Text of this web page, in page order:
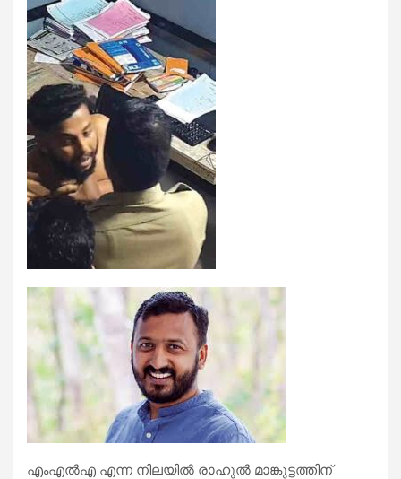
എംഎൽഎ എന്ന നിലയിൽ രാഹുൽ മാങ്കുട്ടത്തിന്